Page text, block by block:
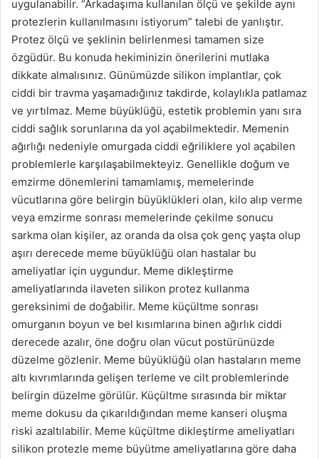
uygulanabilir. “Arkadaşıma kullanılan ölçü ve şekilde aynı
protezlerin kullanılmasını istiyorum” talebi de yanlıştır.
Protez ölçü ve şeklinin belirlenmesi tamamen size
özgüdür. Bu konuda hekiminizin önerilerini mutlaka
dikkate almalısınız. Günümüzde silikon implantlar, çok
ciddi bir travma yaşamadığınız takdirde, kolaylıkla patlamaz
ve yırtılmaz. Meme büyüklüğü, estetik problemin yanı sıra
ciddi sağlık sorunlarına da yol açabilmektedir. Memenin
ağırlığı nedeniyle omurgada ciddi eğriliklere yol açabilen
problemlerle karşılaşabilmekteyiz. Genellikle doğum ve
emzirme dönemlerini tamamlamış, memelerinde
vücutlarına göre belirgin büyüklükleri olan, kilo alıp verme
veya emzirme sonrası memelerinde çekilme sonucu
sarkma olan kişiler, az oranda da olsa çok genç yaşta olup
aşırı derecede meme büyüklüğü olan hastalar bu
ameliyatlar için uygundur. Meme dikleştirme
ameliyatlarında ilaveten silikon protez kullanma
gereksinimi de doğabilir. Meme küçültme sonrası
omurganın boyun ve bel kısımlarına binen ağırlık ciddi
derecede azalır, öne doğru olan vücut postürünüzde
düzelme gözlenir. Meme büyüklüğü olan hastaların meme
altı kıvrımlarında gelişen terleme ve cilt problemlerinde
belirgin düzelme görülür. Küçültme sırasında bir miktar
meme dokusu da çıkarıldığından meme kanseri oluşma
riski azaltılabilir. Meme küçültme dikleştirme ameliyatları
silikon protezle meme büyütme ameliyatlarına göre daha